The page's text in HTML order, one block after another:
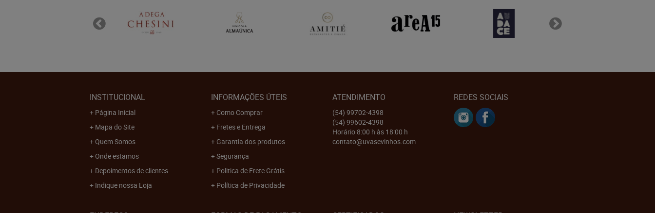
INSTITUCIONAL
Página Inicial
Mapa do Site
Quem Somos
Onde estamos
Depoimentos de clientes
Indique nossa Loja
INFORMAÇÕES ÚTEIS
Como Comprar
Fretes e Entrega
Garantia dos produtos
Segurança
Politica de Frete Grátis
Política de Privacidade
ATENDIMENTO
(54) 99702-4398
(54) 99602-4398
Horário 8:00 h às 18:00 h
contato@uvasevinhos.com
REDES SOCIAIS